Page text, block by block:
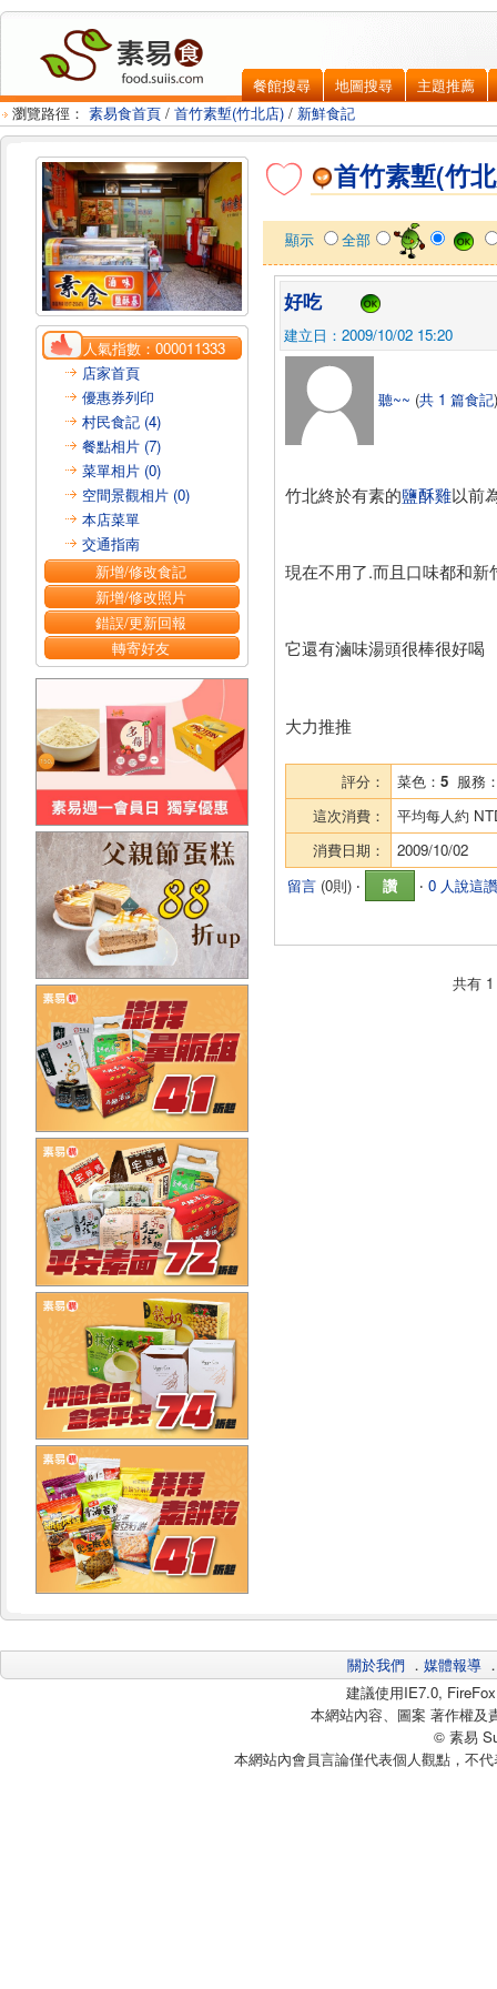
餐館搜尋 地圖搜尋
主題推薦
瀏覽路徑： 素易食首頁 / 首竹素塹(竹北店) / 新鮮食記
人氣指數：000011333
店家首頁
優惠券列印
村民食記 (4)
餐點相片 (7)
菜單相片 (0)
空間景觀相片 (0)
本店菜單
交通指南
新增/修改食記
新增/修改照片
錯誤/更新回報
轉寄好友
首竹素塹(竹
顯示 全部
好吃
建立日：2009/10/02 15:20
聽~~ (共 1 篇食記)
竹北終於有素的鹽酥雞以前
現在不用了.而且口味都和新
它還有滷味湯頭很棒很好喝
大力推推
評分： 菜色： 5服務
這次消費：
平均每人約
消費日期：
2009/10/02
留言(0則) ‧ 讚 ‧ 0 人說這讚
共有 1
關於我們 ． 媒體報導
建議使用IE7.0,
本網站內容、圖案 著作權及
© 素易
本網站內會員言論僅代表個人觀點，不